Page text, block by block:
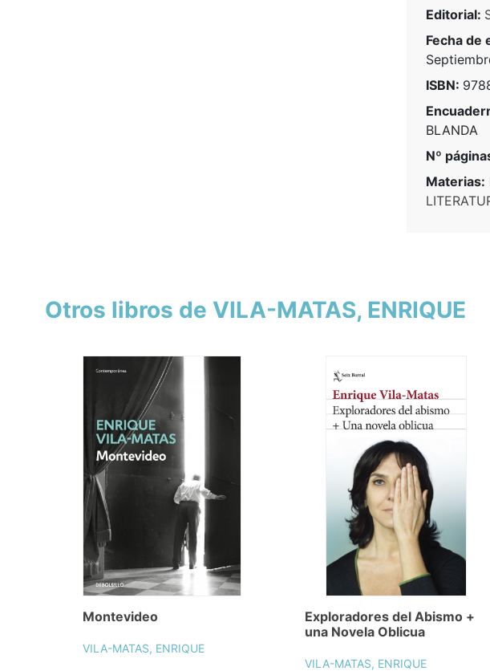
Editorial:
Fecha de
ISBN:
BLANDA
Nº
Materias:
Otros libros de VILA-MATAS, ENRIQUE
Montevideo
VILA-MATAS, ENRIQUE
Exploradores del Abismo +
una Novela Oblicua
VILA-MATAS, ENRIQUE